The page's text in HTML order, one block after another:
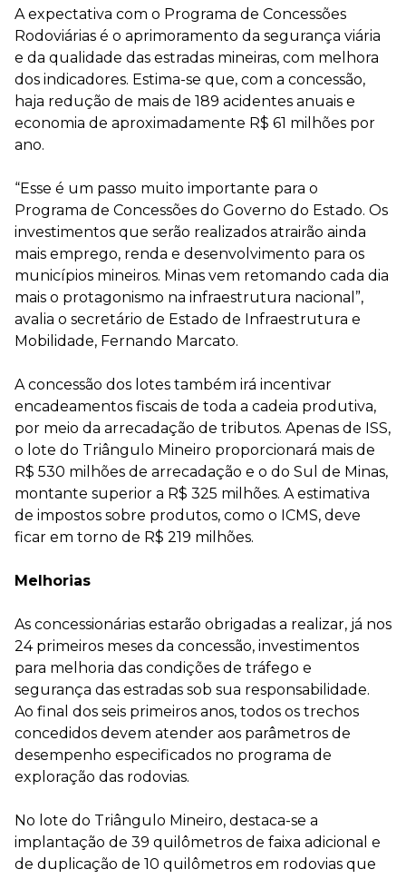
A expectativa com o Programa de Concessões
Rodoviárias é o aprimoramento da segurança viária
e da qualidade das estradas mineiras, com melhora
dos indicadores. Estima-se que, com a concessão,
haja redução de mais de 189 acidentes anuais e
economia de aproximadamente R$ 61 milhões por
ano.
“Esse é um passo muito importante para o
Programa de Concessões do Governo do Estado. Os
investimentos que serão realizados atrairão ainda
mais emprego, renda e desenvolvimento para os
municípios mineiros. Minas vem retomando cada dia
mais o protagonismo na infraestrutura nacional”,
avalia o secretário de Estado de Infraestrutura e
Mobilidade, Fernando Marcato.
A concessão dos lotes também irá incentivar
encadeamentos fiscais de toda a cadeia produtiva,
por meio da arrecadação de tributos. Apenas de ISS,
o lote do Triângulo Mineiro proporcionará mais de
R$ 530 milhões de arrecadação e o do Sul de Minas,
montante superior a R$ 325 milhões. A estimativa
de impostos sobre produtos, como o ICMS, deve
ficar em torno de R$ 219 milhões.
Melhorias
As concessionárias estarão obrigadas a realizar, já nos
24 primeiros meses da concessão, investimentos
para melhoria das condições de tráfego e
segurança das estradas sob sua responsabilidade.
Ao final dos seis primeiros anos, todos os trechos
concedidos devem atender aos parâmetros de
desempenho especificados no programa de
exploração das rodovias.
No lote do Triângulo Mineiro, destaca-se a
implantação de 39 quilômetros de faixa adicional e
de duplicação de 10 quilômetros em rodovias que